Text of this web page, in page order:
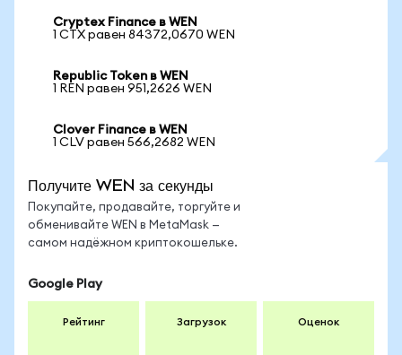
Cryptex Finance в WEN
1 CTX равен 84372,0670 WEN
Republic Token в WEN
1 REN равен 951,2626 WEN
Clover Finance в WEN
1 CLV равен 566,2682 WEN
Получите WEN за секунды
Покупайте, продавайте, торгуйте и
обменивайте WEN в MetaMask —
самом надёжном криптокошельке.
Google Play
Рейтинг Загрузок Оценок